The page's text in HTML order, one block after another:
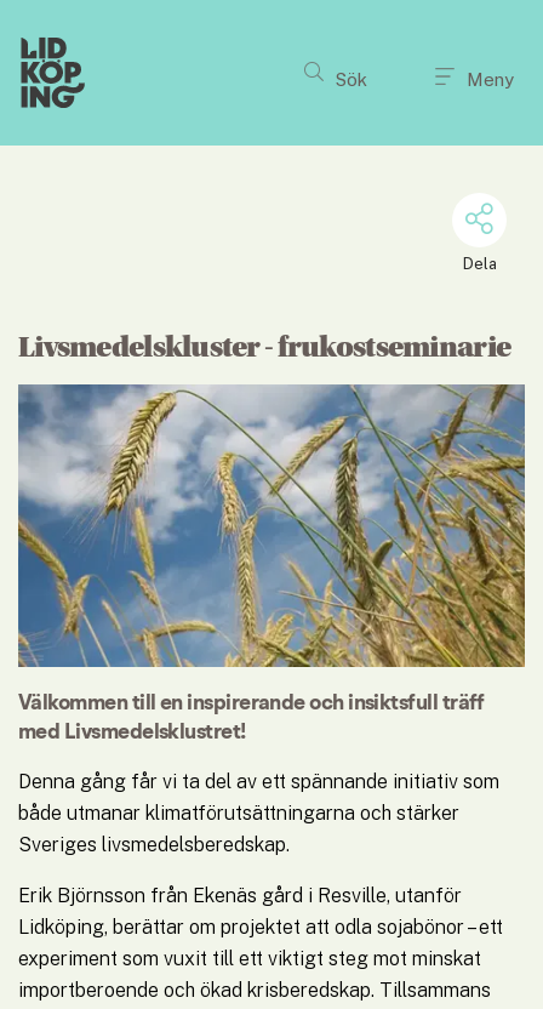
Sök Meny
Dela
Livsmedelskluster - frukostseminarie
Välkommen till en inspirerande och insiktsfull träff
med Livsmedelsklustret!
Denna gång får vi ta del av ett spännande initiativ som
både utmanar klimatförutsättningarna och stärker
Sveriges livsmedelsberedskap.
Erik Björnsson från Ekenäs gård i Resville, utanför
Lidköping, berättar om projektet att odla sojabönor – ett
experiment som vuxit till ett viktigt steg mot minskat
importberoende och ökad krisberedskap. Tillsammans